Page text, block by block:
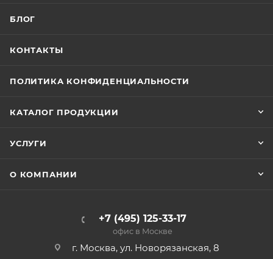
БЛОГ
КОНТАКТЫ
ПОЛИТИКА КОНФИДЕНЦИАЛЬНОСТИ
КАТАЛОГ ПРОДУКЦИИ
УСЛУГИ
О КОМПАНИИ
+7 (495) 125-33-17
офис в Москве
г. Москва, ул. Новорязанская, 8